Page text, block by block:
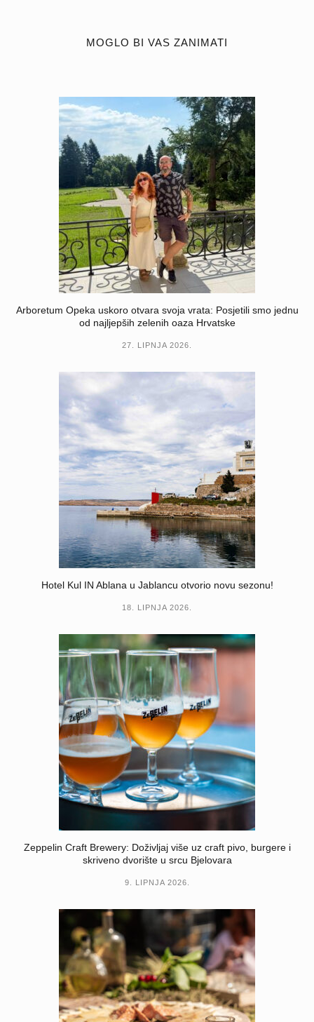
MOGLO BI VAS ZANIMATI
Arboretum Opeka uskoro otvara svoja vrata: Posjetili smo jednu
od najljepših zelenih oaza Hrvatske
27. LIPNJA 2026.
Hotel Kul IN Ablana u Jablancu otvorio novu sezonu!
18. LIPNJA 2026.
Zeppelin Craft Brewery: Doživljaj više uz craft pivo, burgere i
skriveno dvorište u srcu Bjelovara
9. LIPNJA 2026.